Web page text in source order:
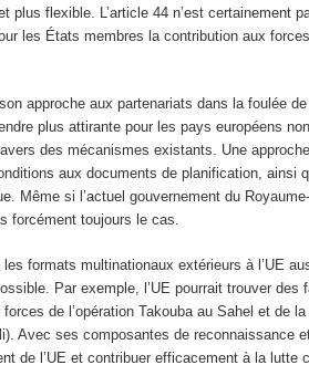
plus flexible. L’article 44 n’est certainement
les États membres la contribution aux
approche aux partenariats dans la foulée
plus attirante pour les pays européens
des mécanismes existants. Une
aux documents de planification, ainsi
Même si l’actuel gouvernement du
forcément toujours le cas.
formats multinationaux extérieurs à l’UE
Par exemple, l’UE pourrait trouver des
de l’opération Takouba au Sahel et de
Avec ses composantes de reconnaissance
de l’UE et contribuer efficacement à la lutte